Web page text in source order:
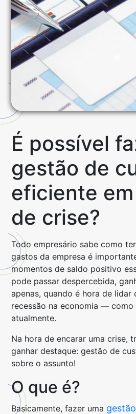
É possível
gestão de
eficiente
de crise?
Todo empresário sabe como
gastos da empresa é
momentos de saldo positivo
pode passar despercebida,
apenas, quando é hora de lidar
recessão na economia — como
atualmente.
Na hora de encarar uma crise,
ganhar destaque: gestão de
sobre o assunto!
O que é?
Basicamente, fazer uma